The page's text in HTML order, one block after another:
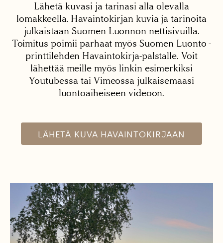
Lähetä kuvasi ja tarinasi alla olevalla
lomakkeella. Havaintokirjan kuvia ja tarinoita
julkaistaan Suomen Luonnon nettisivuilla.
Toimitus poimii parhaat myös Suomen Luonto -
printtilehden Havaintokirja-palstalle. Voit
lähettää meille myös linkin esimerkiksi
Youtubessa tai Vimeossa julkaisemaasi
luontoaiheiseen videoon.
LÄHETÄ KUVA HAVAINTOKIRJAAN